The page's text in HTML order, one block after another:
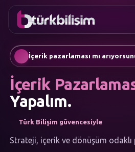
FAVORILER
Mobil Uygulama
AI Chatbot & Müşteri Asistanları
Sosyal Medya Yönetimi
Google Ads & Performans Pazarlaması
E-Ticaret
Yapay Zeka
İletişim
0216
755 3
555
Türkçe
İçerik pazarlaması mı
İçerik
Yapalım.
Türk Bilişim güvencesiyle
Strateji, içerik ve dönüşüm odaklı